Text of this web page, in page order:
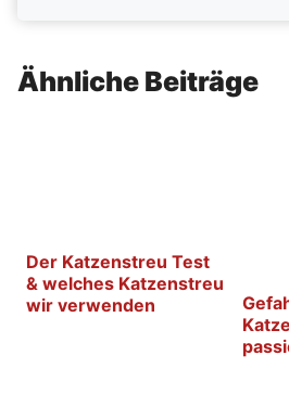
Ähnliche Beiträge
Der Katzenstreu Test
& welches Katzenstreu
wir verwenden